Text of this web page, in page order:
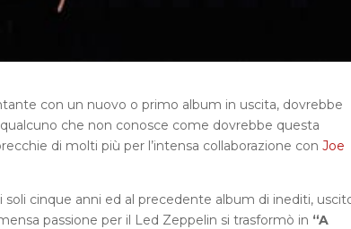
con un nuovo o primo album in uscita, dovrebbe
che non conosce come dovrebbe questa
di molti più per l’intensa collaborazione con Joe
cinque anni ed al precedente album di inediti,
passione per il Led Zeppelin si trasformò in “A